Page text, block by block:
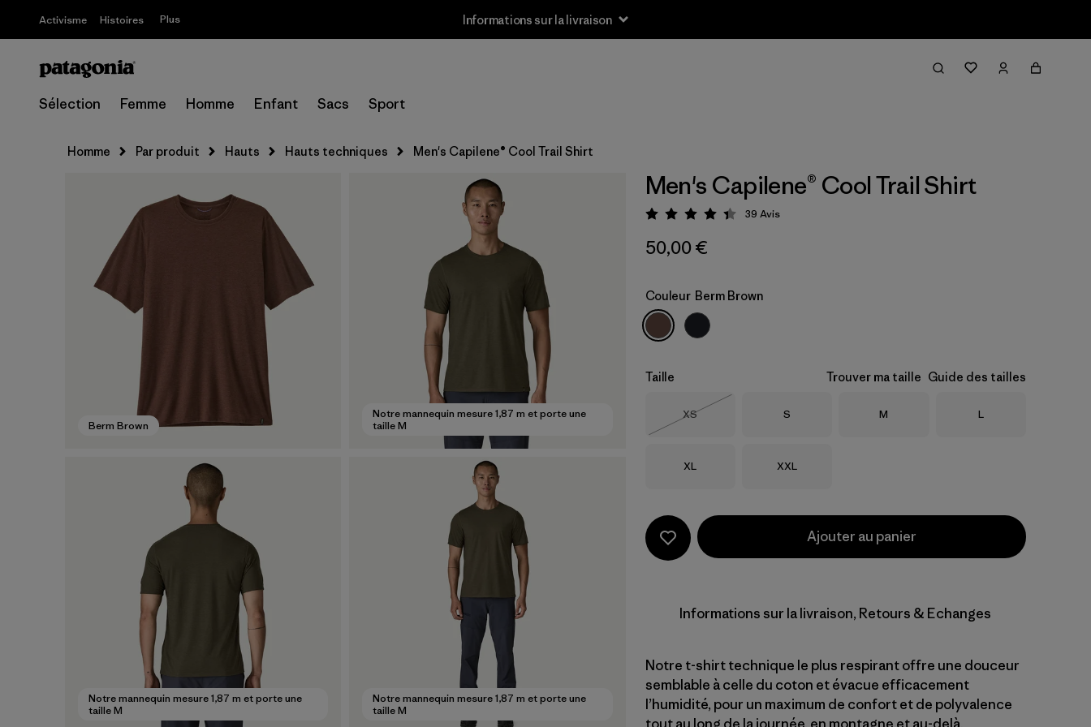
Activisme Histoires Plus Informations sur la livraison
Sélection Femme Homme Enfant Sacs Sport
Homme Par produit Hauts Hauts techniques Men's Capilene® Cool Trail Shirt
Berm Brown
Notre mannequin mesure 1,87 m et porte une
taille M
Notre mannequin mesure 1,87 m et porte une
taille M
Notre mannequin mesure 1,87 m et porte une
taille M
Men's Capilene® Cool Trail Shirt
Évaluation: 4.4 / 5
39 Avis
50,00 €
Couleur Berm Brown
Taille Trouver ma taille Guide des tailles
Taille
XS
Taille
S Taille
M Taille
L
Taille
XL Taille
XXL
Ajouter au panier
Informations sur la livraison, Retours & Echanges
Notre t-shirt technique le plus respirant offre une douceur
semblable à celle du coton et évacue efficacement
l’humidité, pour un maximum de confort et de polyvalence